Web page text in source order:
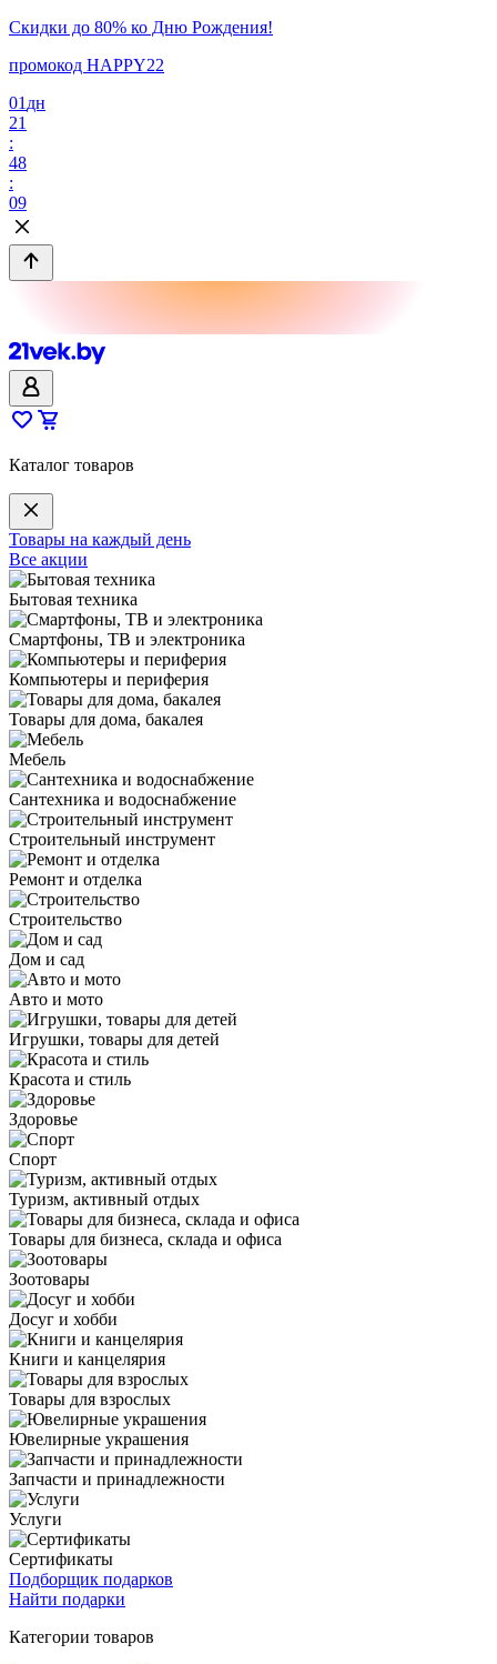
Скидки до 80% ко Дню Рождения!
промокод HAPPY22
01 дн
21
:
48
:
09
Каталог товаров
Товары на каждый день
Все акции
Бытовая техника
Смартфоны, ТВ и электроника
Компьютеры и периферия
Товары для дома, бакалея
Мебель
Сантехника и водоснабжение
Строительный инструмент
Ремонт и отделка
Строительство
Дом и сад
Авто и мото
Игрушки, товары для детей
Красота и стиль
Здоровье
Спорт
Туризм, активный отдых
Товары для бизнеса, склада и офиса
Зоотовары
Досуг и хобби
Книги и канцелярия
Товары для взрослых
Ювелирные украшения
Запчасти и принадлежности
Услуги
Сертификаты
Подборщик подарков
Найти подарки
Категории товаров